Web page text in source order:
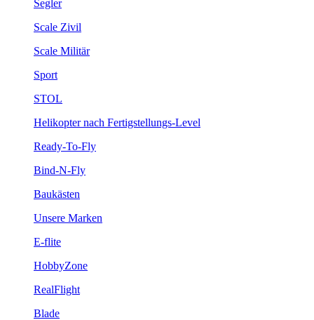
Segler
Scale Zivil
Scale Militär
Sport
STOL
Helikopter nach Fertigstellungs-Level
Ready-To-Fly
Bind-N-Fly
Baukästen
Unsere Marken
E-flite
HobbyZone
RealFlight
Blade